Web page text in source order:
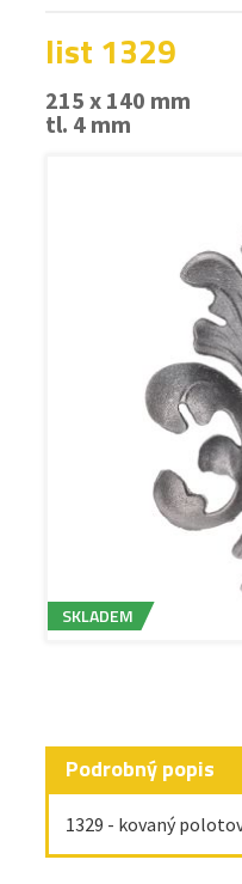
list 1329
215 x 140 mm
tl. 4 mm
SKLADEM
Podrobný popis
1329 - kovaný